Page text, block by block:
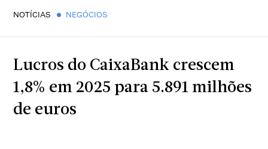
NOTÍCIAS NEGÓCIOS
Lucros do CaixaBank crescem
1,8% em 2025 para 5.891 milhões
de euros